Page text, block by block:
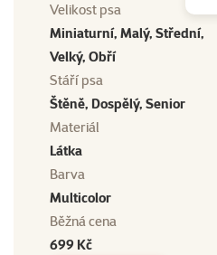
Velikost psa
Miniaturní, Malý, Střední,
Velký, Obří
Stáří psa
Štěně, Dospělý, Senior
Materiál
Látka
Barva
Multicolor
Běžná cena
699 Kč